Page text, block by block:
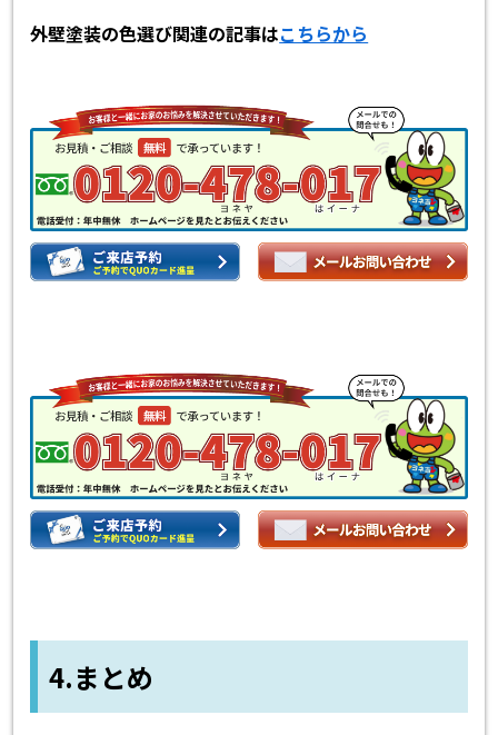
外壁塗装の色選び関連の記事はこちらから
4.まとめ